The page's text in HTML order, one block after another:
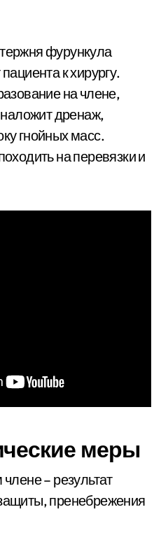
фурункула
к хирургу.
на члене,
дренаж,
гнойных масс.
на перевязки и
меры
– результат
пренебрежения